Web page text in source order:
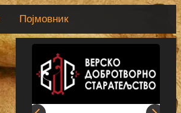
Појмовник